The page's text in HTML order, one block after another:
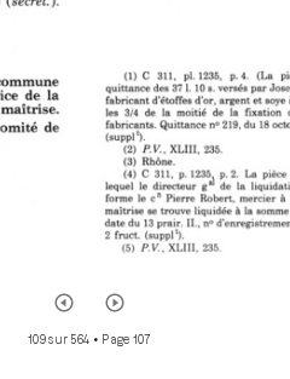
109 sur 564 • Page 107